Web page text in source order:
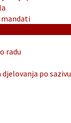
radu
po sazivu